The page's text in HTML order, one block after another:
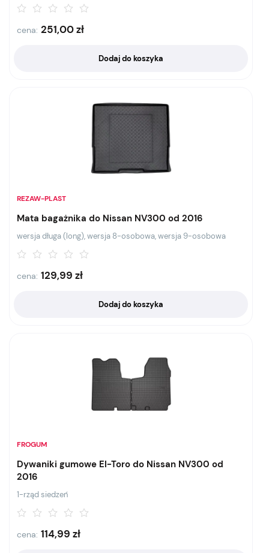
cena: 251,00zł
Dodaj do koszyka
REZAW-PLAST
Mata bagażnika do Nissan NV300 od 2016
wersja długa (long), wersja 8-osobowa, wersja 9-osobowa
cena: 129,99 zł
Dodaj do koszyka
FROGUM
Dywaniki gumowe El-Toro do Nissan NV300 od
2016
1-rząd siedzeń
cena: 114,99 zł